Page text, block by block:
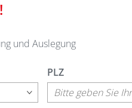
und Auslegung
PLZ